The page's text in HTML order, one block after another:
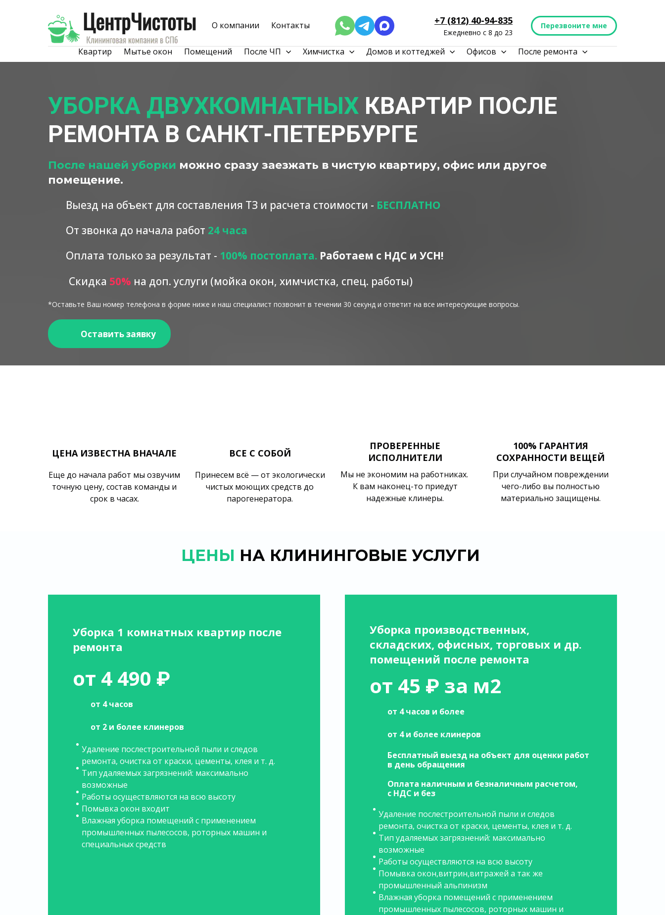
О компании Контакты +7 (812) 40-94-835
Ежедневно с 8 до 23
Перезвоните мне
Квартир Мытье окон Помещений После ЧП Химчистка Домов и коттеджей Офисов После ремонта
УБОРКА ДВУХКОМНАТНЫХ КВАРТИР ПОСЛЕ
РЕМОНТА В САНКТ-ПЕТЕРБУРГЕ
После нашей уборки можно сразу заезжать в чистую квартиру, офис или другое
помещение.
Выезд на объект для составления ТЗ и расчета стоимости - БЕСПЛАТНО
От звонка до начала работ 24 часа
Оплата только за результат - 100% постоплата. Работаем с НДС и УСН!
Скидка 50% на доп. услуги (мойка окон, химчистка, спец. работы)
*Оставьте Ваш номер телефона в форме ниже и наш специалист позвонит в течении 30 секунд и ответит на все интересующие вопросы.
Оставить заявку
ЦЕНА ИЗВЕСТНА ВНАЧАЛЕ
Еще до начала работ мы озвучим
точную цену, состав команды и
срок в часах.
ВСЕ С СОБОЙ
Принесем всё — от экологически
чистых моющих средств до
парогенератора.
ПРОВЕРЕННЫЕ
ИСПОЛНИТЕЛИ
Мы не экономим на работниках.
К вам наконец-то приедут
надежные клинеры.
100% ГАРАНТИЯ
СОХРАННОСТИ ВЕЩЕЙ
При случайном повреждении
чего-либо вы полностью
материально защищены.
ЦЕНЫ НА КЛИНИНГОВЫЕ УСЛУГИ
Уборка 1 комнатных квартир после
ремонта
от 4 490 ₽
от 4 часов
от 2 и более клинеров
Удаление послестроительной пыли и следов
ремонта, очистка от краски, цементы, клея и т. д.
Тип удаляемых загрязнений: максимально
возможные
Работы осуществляются на всю высоту
Помывка окон входит
Влажная уборка помещений с применением
промышленных пылесосов, роторных машин и
специальных средств
Уборка производственных,
складских, офисных, торговых и др.
помещений после ремонта
от 45 ₽ за м2
от 4 часов и более
от 4 и более клинеров
Бесплатный выезд на объект для оценки работ
в день обращения
Оплата наличным и безналичным расчетом,
с НДС и без
Удаление послестроительной пыли и следов
ремонта, очистка от краски, цементы, клея и т. д.
Тип удаляемых загрязнений: максимально
возможные
Работы осуществляются на всю высоту
Помывка окон,витрин,витражей а так же
промышленный альпинизм
Влажная уборка помещений с применением
промышленных пылесосов, роторных машин и